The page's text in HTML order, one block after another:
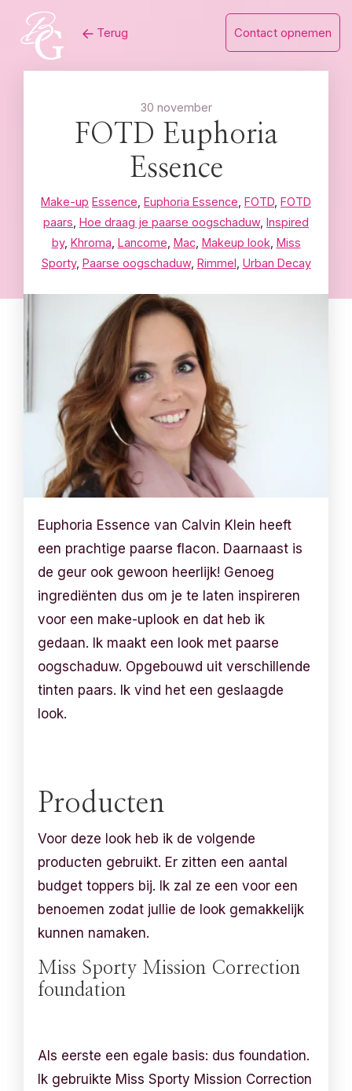
content
Terug Contact opnemen
30 november
FOTD Euphoria
Essence
Make-up Essence Euphoria Essence FOTD FOTD
paars Hoe draag je paarse oogschaduw, Inspired
by, Khroma Lancome Mac, Makeup look Miss
Sporty, Paarse oogschaduw, Rimmel Urban Decay
Euphoria Essence van Calvin Klein heeft
een prachtige paarse flacon. Daarnaast is
de geur ook gewoon heerlijk! Genoeg
ingrediënten dus om je te laten inspireren
voor een make-uplook en dat heb ik
gedaan. Ik maakt een look met paarse
oogschaduw. Opgebouwd uit verschillende
tinten paars. Ik vind het een geslaagde
look.
Producten
Voor deze look heb ik de volgende
producten gebruikt. Er zitten een aantal
budget toppers bij. Ik zal ze een voor een
benoemen zodat jullie de look gemakkelijk
kunnen namaken.
Miss Sporty Mission Correction
foundation
Als eerste een egale basis: dus foundation.
Ik gebruikte Miss Sporty Mission Correction